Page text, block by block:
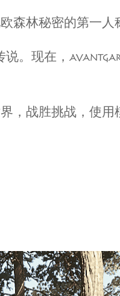
欧森林秘密的第一人
说。现在，
界，战胜挑战，